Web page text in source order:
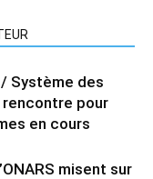
Système des
rencontre pour
en cours
misent sur